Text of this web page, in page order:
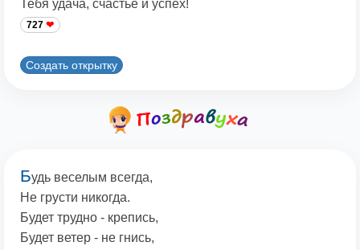
Тебя удача, счастье и успех!
727
Создать открытку
Будь веселым всегда,
Не грусти никогда.
Будет трудно - крепись,
Будет ветер - не гнись,